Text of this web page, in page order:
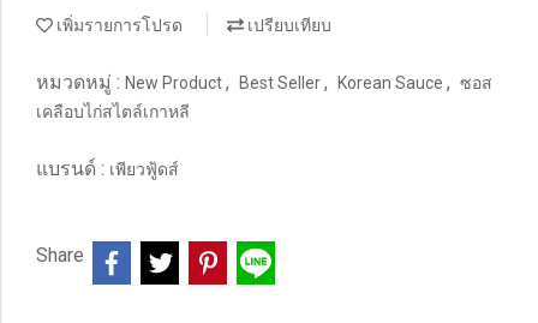
เพิ่มรายการโปรด เปรียบเทียบ
หมวดหมู่ : New Product, Best Seller, Korean Sauce , ซอส
เคลือบไก่สไตล์เกาหลี
แบรนด์ : เพียวฟู้ดส์
Share